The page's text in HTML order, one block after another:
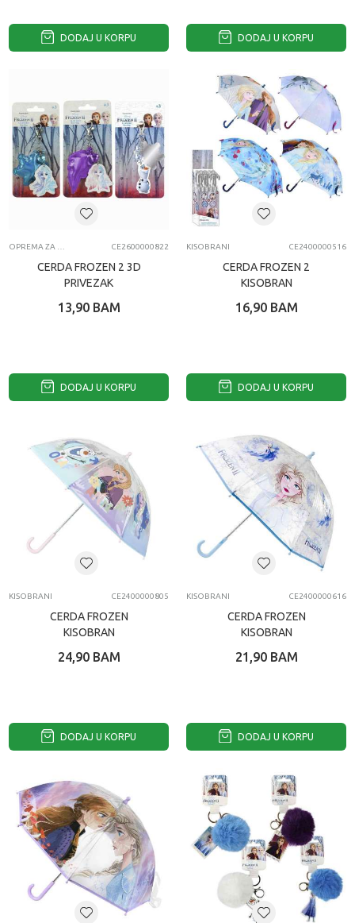
DODAJ U KORPU DODAJ U KORPU
CE2600000822
CERDA FROZEN 2 3D
PRIVEZAK
13,90 BAM
DODAJ U KORPU
KISOBRANI CE2400000516
CERDA FROZEN 2
KISOBRAN
16,90 BAM
DODAJ U KORPU
KISOBRANI CE2400000805
CERDA FROZEN
KISOBRAN
24,90 BAM
DODAJ U KORPU
KISOBRANI CE2400000616
CERDA FROZEN
KISOBRAN
21,90 BAM
DODAJ U KORPU